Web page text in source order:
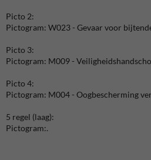
Picto 2:
Pictogram: W023 - Gevaar voor
Picto 3:
Pictogram: M009 -
Picto 4:
Pictogram: M004 - Oogbescherming
5 regel (laag):
Pictogram:.